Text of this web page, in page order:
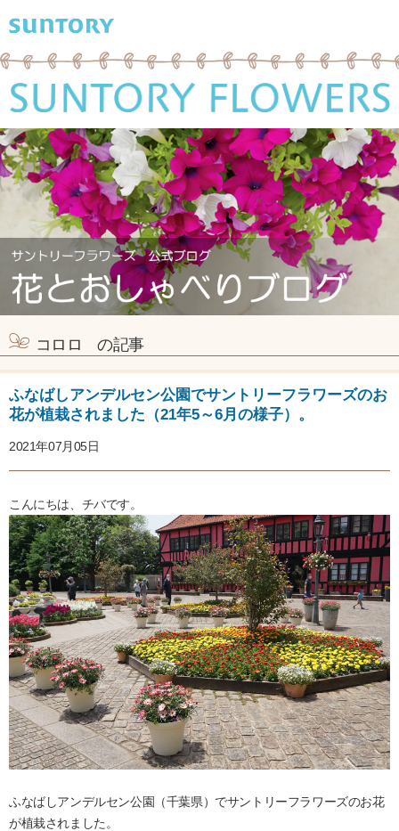
コロロ の記事
ふなばしアンデルセン公園でサントリーフラワーズのお
花が植栽されました（21年5～6月の様子）。
2021年07月05日
こんにちは、チバです。
ふなばしアンデルセン公園（千葉県）でサントリーフラワーズのお花
が植栽されました。